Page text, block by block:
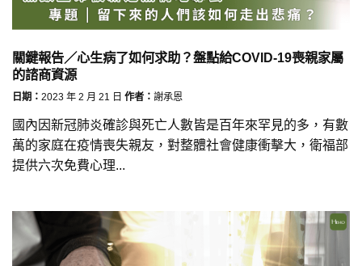
關鍵報告／心生病了如何求助？盤點給COVID-19喪親家屬
的諮商資源
日期： 2023 年 2 月 21 日 作者： 謝承恩
國內因新冠肺炎確診與死亡人數皆是百年來罕見的多，有數
萬的家庭在疫情喪失親友，對整體社會健康衝擊大，衛福部
提供六次免費心理...